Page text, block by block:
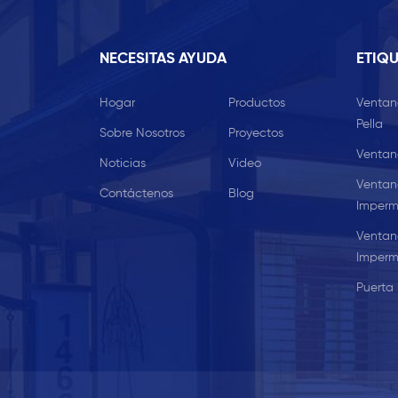
NECESITAS AYUDA
Hogar Productos
Sobre Nosotros Proyectos
Noticias Video
Contáctenos Blog
Pella
Puerta